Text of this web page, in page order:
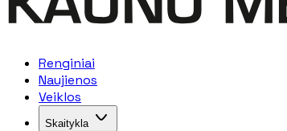
Renginiai
Naujienos
Veiklos
Skaitykla